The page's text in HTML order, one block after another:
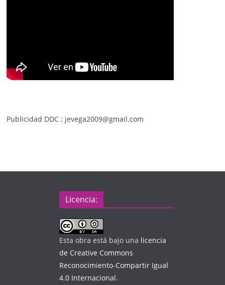
Publicidad DDC : jevega2009@gmail.com
Licencia:
Esta obra está bajo una licencia
de Creative Commons
Reconocimiento-Compartir Igual
4.0 Internacional.